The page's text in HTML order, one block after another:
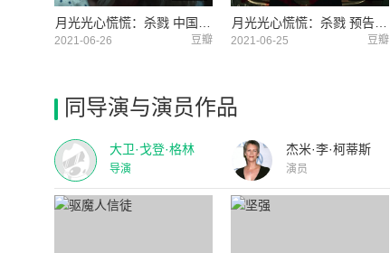
2021-06-26 豆瓣 2021-06-25 豆瓣
同导演与演员作品
大卫·戈登·格林
导演
杰米·李·柯蒂斯
演员